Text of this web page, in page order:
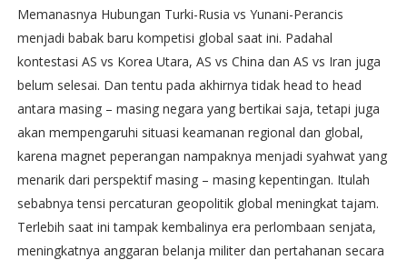
Memanasnya Hubungan Turki-Rusia vs Yunani-Perancis
menjadi babak baru kompetisi global saat ini. Padahal
kontestasi AS vs Korea Utara, AS vs China dan AS vs Iran juga
belum selesai. Dan tentu pada akhirnya tidak head to head
antara masing – masing negara yang bertikai saja, tetapi juga
akan mempengaruhi situasi keamanan regional dan global,
karena magnet peperangan nampaknya menjadi syahwat yang
menarik dari perspektif masing – masing kepentingan. Itulah
sebabnya tensi percaturan geopolitik global meningkat tajam.
Terlebih saat ini tampak kembalinya era perlombaan senjata,
meningkatnya anggaran belanja militer dan pertahanan secara